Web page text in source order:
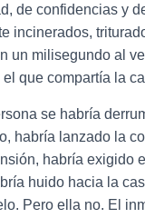
de confidencias y
incinerados,
un milisegundo al
que compartía la
se habría
habría lanzado la
habría exigido
huido hacia la
Pero ella no. El